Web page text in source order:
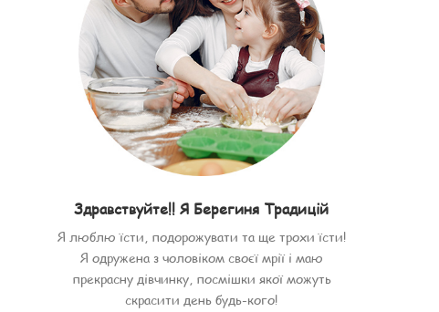
Здравствуйте!! Я Берегиня Традицій
Я люблю їсти, подорожувати та ще трохи їсти!
Я одружена з чоловіком своєї мрії і маю
прекрасну дівчинку, посмішки якої можуть
скрасити день будь-кого!